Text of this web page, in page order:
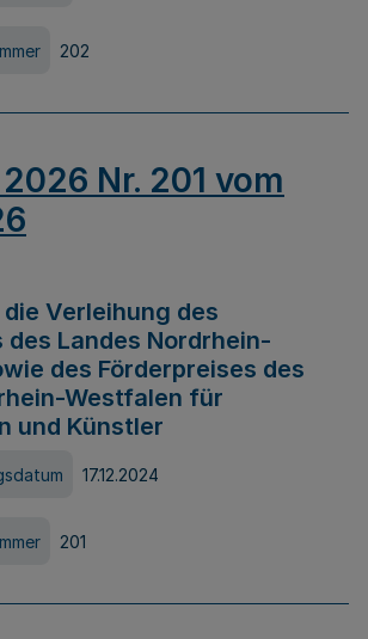
202
Nr. 201 vom
Verleihung des
des Landes Nordrhein-
des Förderpreises des
Westfalen für
und Künstler
17.12.2024
201